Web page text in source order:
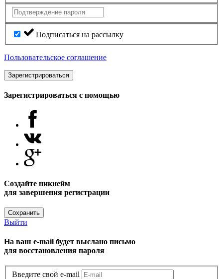
Подписаться на рассылку
Пользовательское соглашение
Зарегистрироваться
Зарегистрироваться с помощью
Создайте никнейм
для завершения регистрации
Сохранить
Выйти
На ваш e-mail будет выслано письмо
для восстановления пароля
Введите свой e-mail